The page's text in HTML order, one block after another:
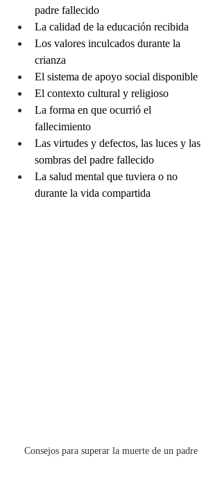
padre fallecido
La calidad de la educación recibida
Los valores inculcados durante la
crianza
El sistema de apoyo social disponible
El contexto cultural y religioso
La forma en que ocurrió el
fallecimiento
Las virtudes y defectos, las luces y las
sombras del padre fallecido
La salud mental que tuviera o no
durante la vida compartida
Consejos para superar la muerte de un padre